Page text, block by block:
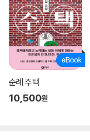
순례 주택
10,500원